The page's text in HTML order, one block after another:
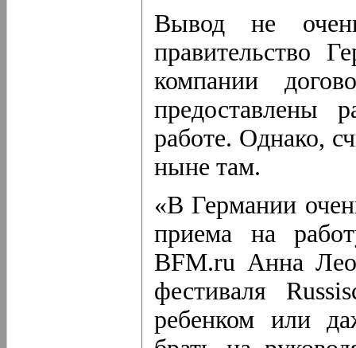
Вывод не
правительство
компании
работе. Однако,
ныне там.
«В Германии
приема на
BFM.ru Анна
фестиваля
ребенком или